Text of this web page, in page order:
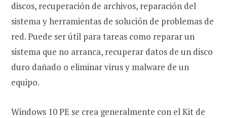
discos, recuperación de archivos, reparación del
sistema y herramientas de solución de problemas de
red. Puede ser útil para tareas como reparar un
sistema que no arranca, recuperar datos de un disco
duro dañado o eliminar virus y malware de un
equipo.
Windows 10 PE se crea generalmente con el Kit de